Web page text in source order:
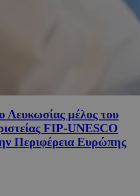
Λευκωσίας μέλος του
FIP-UNESCO
Περιφέρεια Ευρώπης